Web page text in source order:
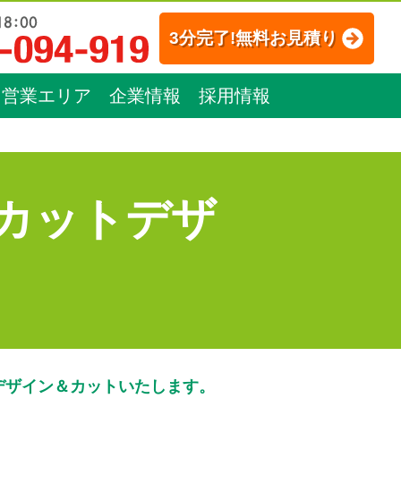
3分完了!無料お見積り
営業エリア 企業情報 採用情報
ットデザ
イン＆カットいたします。